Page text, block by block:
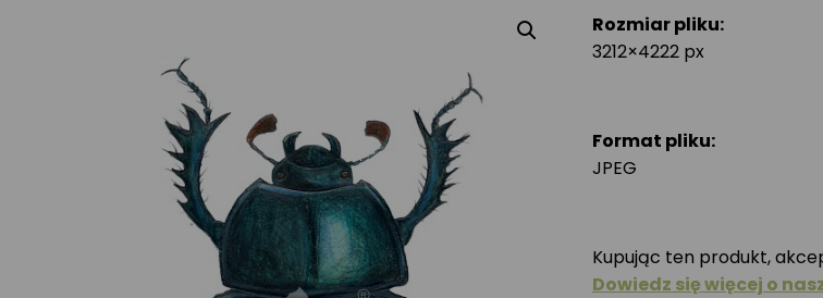
Rozmiar pliku:
3212×4222 px
Format pliku:
JPEG
Kupując ten produkt,
Dowiedz się więcej o